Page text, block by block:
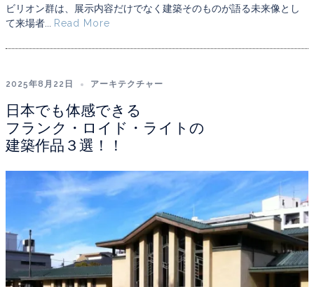
ビリオン群は、展示内容だけでなく建築そのものが語る未来像とし
て来場者... Read More
2025年8月22日 アーキテクチャー
日本でも体感できる
フランク・ロイド・ライトの
建築作品３選！！